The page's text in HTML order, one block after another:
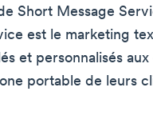
Short Message
est le marketing
et personnalisés
portable de leurs